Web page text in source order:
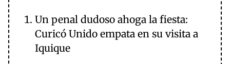
Un penal dudoso ahoga la fiesta:
Curicó Unido empata en su visita a
Iquique